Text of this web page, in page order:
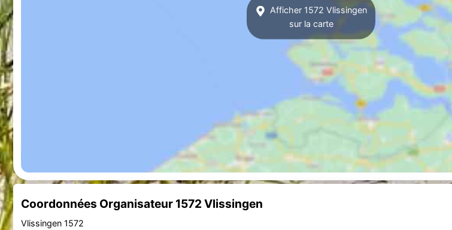
Afficher 1572 Vlissingen
sur la carte
Coordonnées Organisateur 1572 Vlissingen
Vlissingen 1572